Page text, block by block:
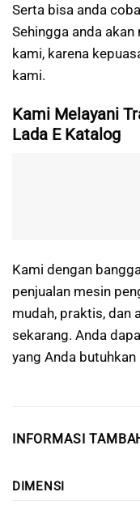
Serta bisa anda
Sehingga anda
kami, karena
kami.
Kami Melayani
Lada E Katalog
Kami dengan
penjualan mesin
mudah, praktis, dan
sekarang. Anda
yang Anda
INFORMASI
DIMENSI